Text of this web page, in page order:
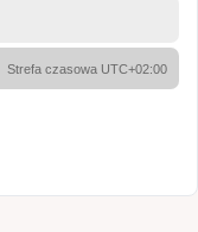
Strefa czasowa UTC+02:00